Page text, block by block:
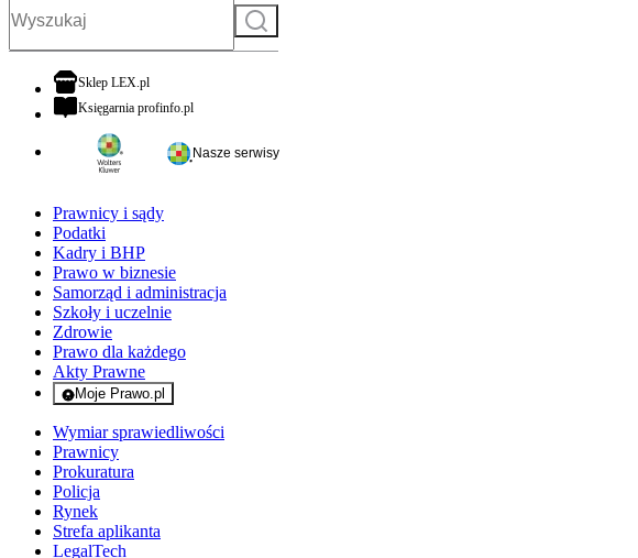
Szukaj
Sklep LEX.plotwiera się w nowej karcie
Księgarnia profinfo.plotwiera się w nowej karcie
Nasze serwisy
Prawnicy i sądy
Podatki
Kadry i BHP
Prawo w biznesie
Samorząd i administracja
Szkoły i uczelnie
Zdrowie
Prawo dla każdego
Akty Prawne
Moje Prawo.pl
- rejestracja i logowanie do serwisu
Wymiar sprawiedliwości
Prawnicy
Prokuratura
Policja
Rynek
Strefa aplikanta
LegalTech